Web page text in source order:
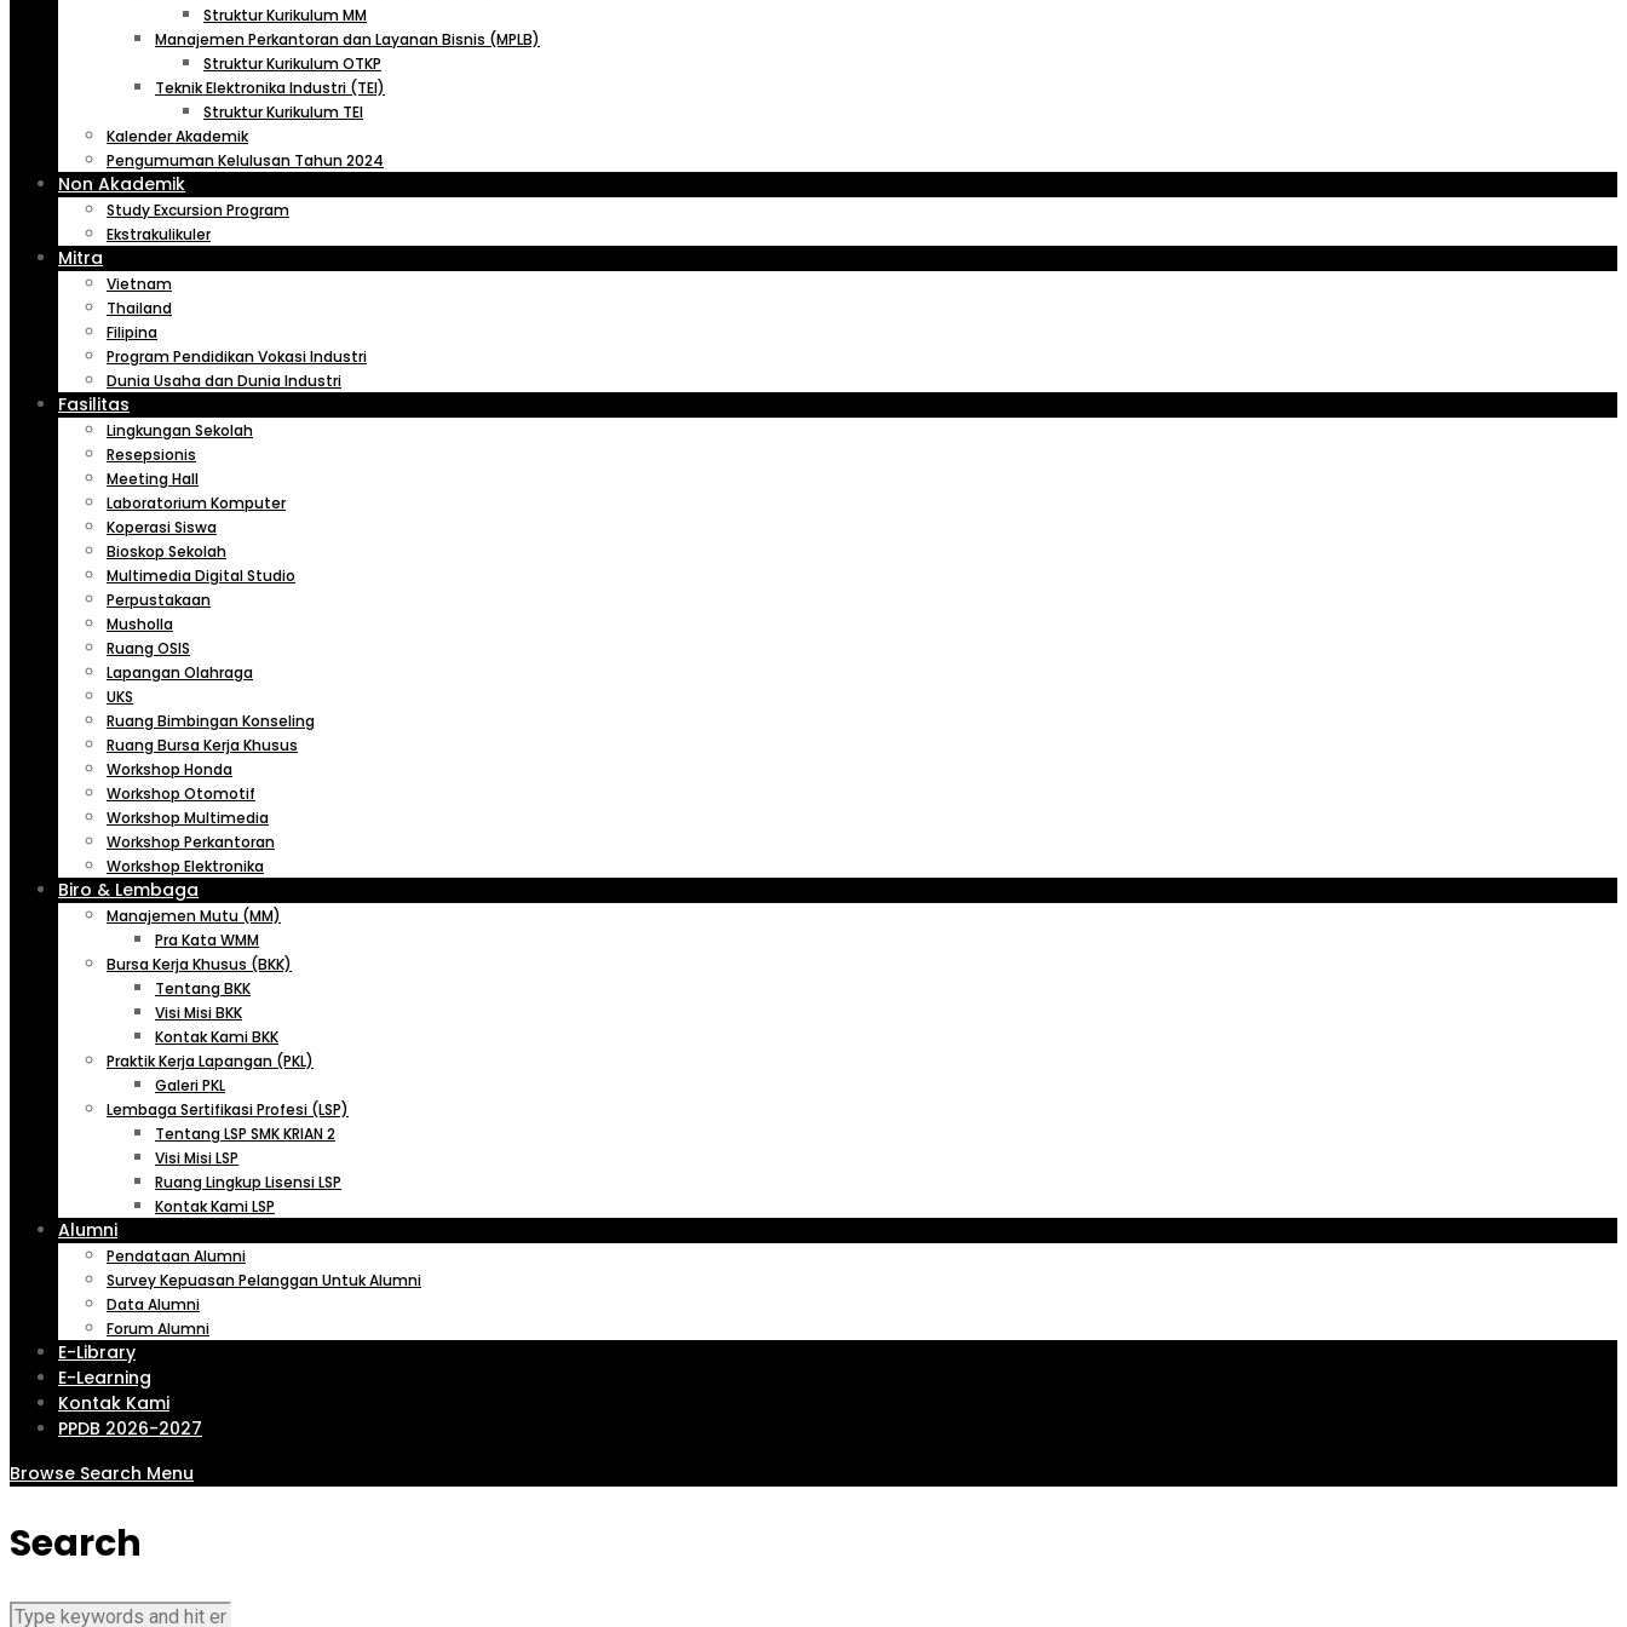
Struktur Kurikulum MM
Manajemen Perkantoran dan Layanan Bisnis (MPLB)
Struktur Kurikulum OTKP
Teknik Elektronika Industri (TEI)
Struktur Kurikulum TEI
Kalender Akademik
Pengumuman Kelulusan Tahun 2024
Non Akademik
Study Excursion Program
Ekstrakulikuler
Mitra
Vietnam
Thailand
Filipina
Program Pendidikan Vokasi Industri
Dunia Usaha dan Dunia Industri
Fasilitas
Lingkungan Sekolah
Resepsionis
Meeting Hall
Laboratorium Komputer
Koperasi Siswa
Bioskop Sekolah
Multimedia Digital Studio
Perpustakaan
Musholla
Ruang OSIS
Lapangan Olahraga
UKS
Ruang Bimbingan Konseling
Ruang Bursa Kerja Khusus
Workshop Honda
Workshop Otomotif
Workshop Multimedia
Workshop Perkantoran
Workshop Elektronika
Biro & Lembaga
Manajemen Mutu (MM)
Pra Kata WMM
Bursa Kerja Khusus (BKK)
Tentang BKK
Visi Misi BKK
Kontak Kami BKK
Praktik Kerja Lapangan (PKL)
Galeri PKL
Lembaga Sertifikasi Profesi (LSP)
Tentang LSP SMK KRIAN 2
Visi Misi LSP
Ruang Lingkup Lisensi LSP
Kontak Kami LSP
Alumni
Pendataan Alumni
Survey Kepuasan Pelanggan Untuk Alumni
Data Alumni
Forum Alumni
E-Library
E-Learning
Kontak Kami
PPDB 2026-2027
Browse Search Menu
Search